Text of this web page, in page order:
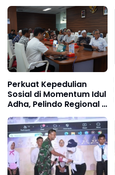
Keselamatan Kerja
Perkuat Kepedulian
Sosial di Momentum Idul
Adha, Pelindo Regional 1
Belawan dan Sekitarnya
Salurkan Hewan Kurban